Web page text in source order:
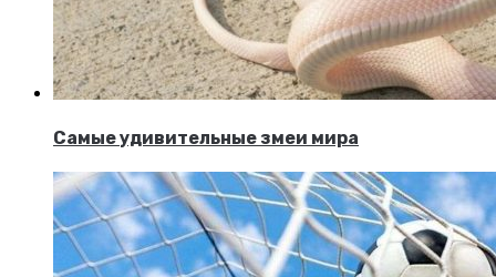
Самые удивительные змеи мира